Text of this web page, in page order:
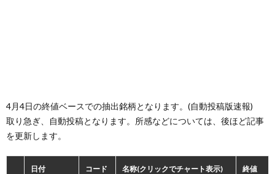
4月4日の終値ベースでの抽出銘柄となります。(自動投稿版速報)
取り急ぎ、自動投稿となります。所感などについては、後ほど記事
を更新します。
日付 コード 名称(クリックでチャート表示) 終値